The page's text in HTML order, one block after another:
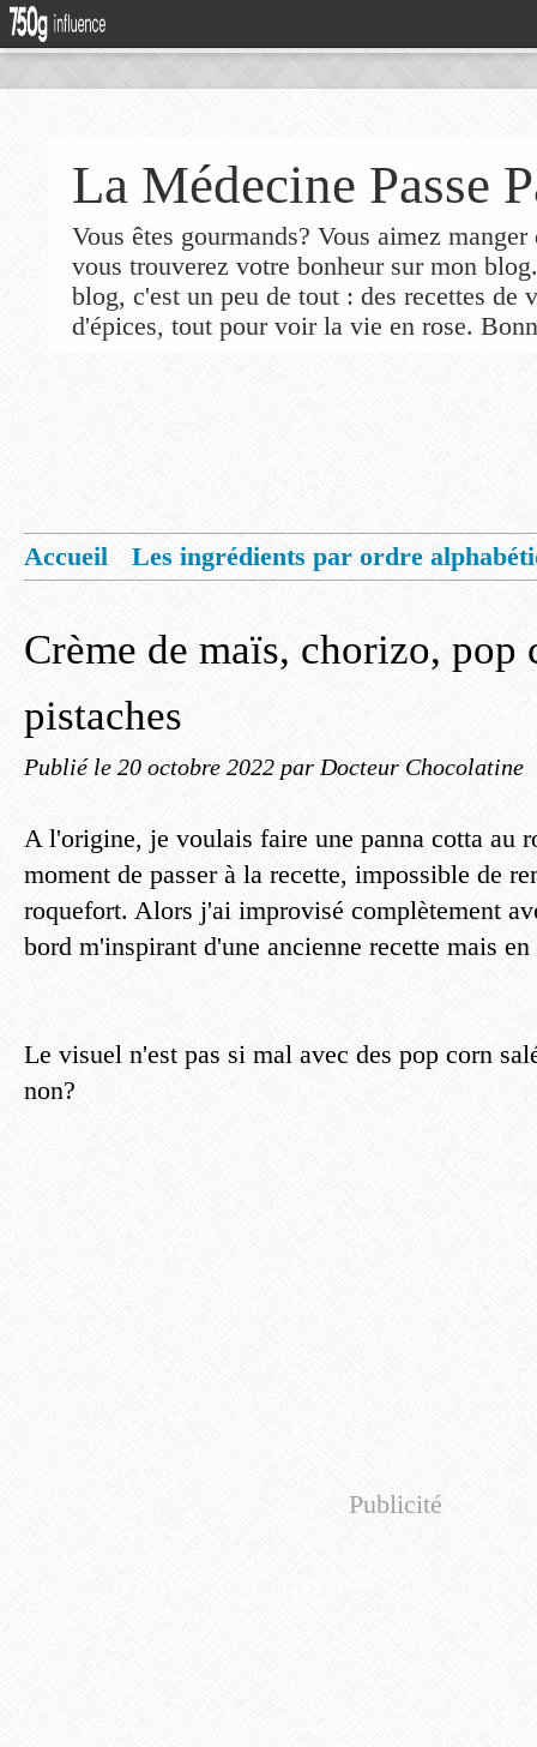
La Médecine Passe
Vous êtes gourmands? Vous aimez
vous trouverez votre bonheur sur mon
blog, c'est un peu de tout : des recettes de
d'épices, tout pour voir la vie en rose.
Accueil
Les ingrédients par ordre
Crème de maïs, chorizo, pop
pistaches
Publié le 20 octobre 2022 par Docteur Chocolatine
A l'origine, je voulais faire une panna cotta au
moment de passer à la recette, impossible de
roquefort. Alors j'ai improvisé complètement
bord m'inspirant d'une ancienne recette mais
Le visuel n'est pas si mal avec des pop corn
non?
Publicité